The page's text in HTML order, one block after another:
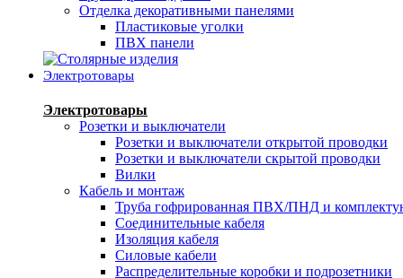
Отделка декоративными панелями
Пластиковые уголки
ПВХ панели
Электротовары
Электротовары
Розетки и выключатели
Розетки и выключатели открытой проводки
Розетки и выключатели скрытой проводки
Вилки
Кабель и монтаж
Труба гофрированная ПВХ/ПНД и
Соединительные кабеля
Изоляция кабеля
Силовые кабели
Распределительные коробки и подрозетники